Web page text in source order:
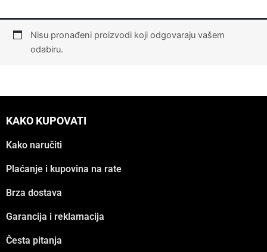
Nisu pronađeni proizvodi koji odgovaraju vašem
odabiru.
KAKO KUPOVATI
Kako naručiti
Plaćanje i kupovina na rate
Brza dostava
Garancija i reklamacija
Česta pitanja